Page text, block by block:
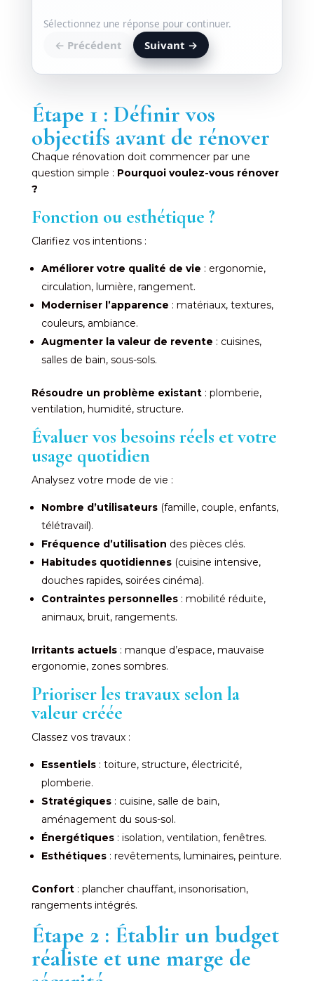
Sélectionnez une réponse pour continuer.
← Précédent Suivant →
Étape 1 : Définir vos
objectifs avant de rénover
Chaque rénovation doit commencer par une
question simple : Pourquoi voulez-vous rénover
?
Fonction ou esthétique ?
Clarifiez vos intentions :
Améliorer votre qualité de vie : ergonomie,
circulation, lumière, rangement.
Moderniser l’apparence : matériaux, textures,
couleurs, ambiance.
Augmenter la valeur de revente : cuisines,
salles de bain, sous-sols.
Résoudre un problème existant: plomberie,
ventilation, humidité, structure.
Évaluer vos besoins réels et votre
usage quotidien
Analysez votre mode de vie :
Nombre d’utilisateurs(famille, couple, enfants,
télétravail).
Fréquence d’utilisation des pièces clés.
Habitudes quotidiennes(cuisine intensive,
douches rapides, soirées cinéma).
Contraintes personnelles: mobilité réduite,
animaux, bruit, rangements.
Irritants actuels: manque d’espace, mauvaise
ergonomie, zones sombres.
Prioriser les travaux selon la
valeur créée
Classez vos travaux :
Essentiels: toiture, structure, électricité,
plomberie.
Stratégiques: cuisine, salle de bain,
aménagement du sous-sol.
Énergétiques: isolation, ventilation, fenêtres.
Esthétiques: revêtements, luminaires, peinture.
Confort: plancher chauffant, insonorisation,
rangements intégrés.
Étape 2 : Établir un budget
réaliste et une marge de